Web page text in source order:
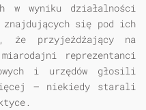
w wyniku działalności
znajdujących się pod ich
że przyjeżdżający na
reprezentanci
i urzędów głosili
— niekiedy starali